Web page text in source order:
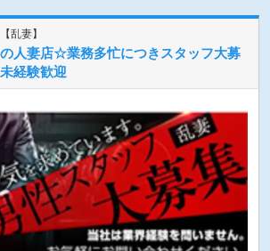
乱妻】
人妻店☆業務多忙につきスタッフ大募
経験歓迎